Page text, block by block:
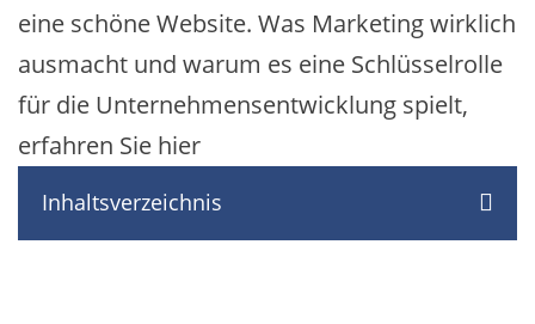
eine schöne Website. Was Marketing wirklich
ausmacht und warum es eine Schlüsselrolle
für die Unternehmensentwicklung spielt,
erfahren Sie hier
Inhaltsverzeichnis